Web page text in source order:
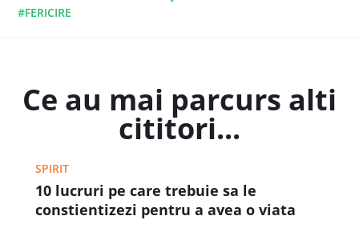
#FERICIRE
Ce au mai parcurs alti
cititori...
SPIRIT
10 lucruri pe care trebuie sa le
constientizezi pentru a avea o viata